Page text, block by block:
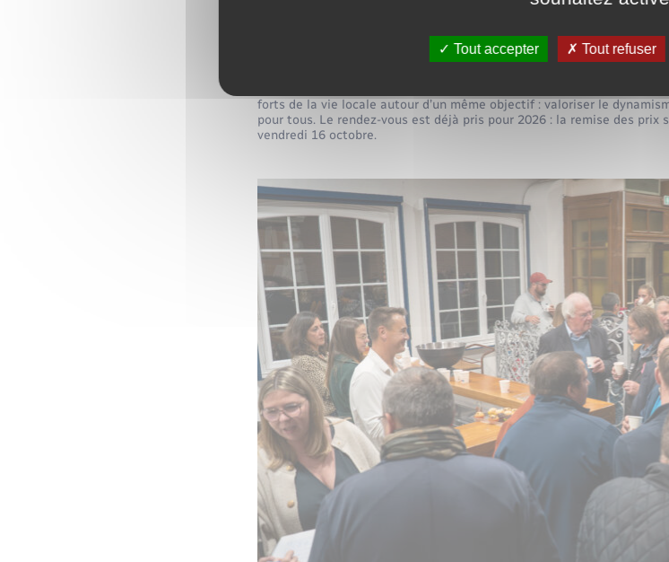
Un moment fort de la vie
forts de la vie locale autour d’un même objectif : valoriser le
pour tous. Le rendez-vous est déjà pris pour 2026 : la remise des
vendredi 16 octobre.
Tout accepter Tout refuser